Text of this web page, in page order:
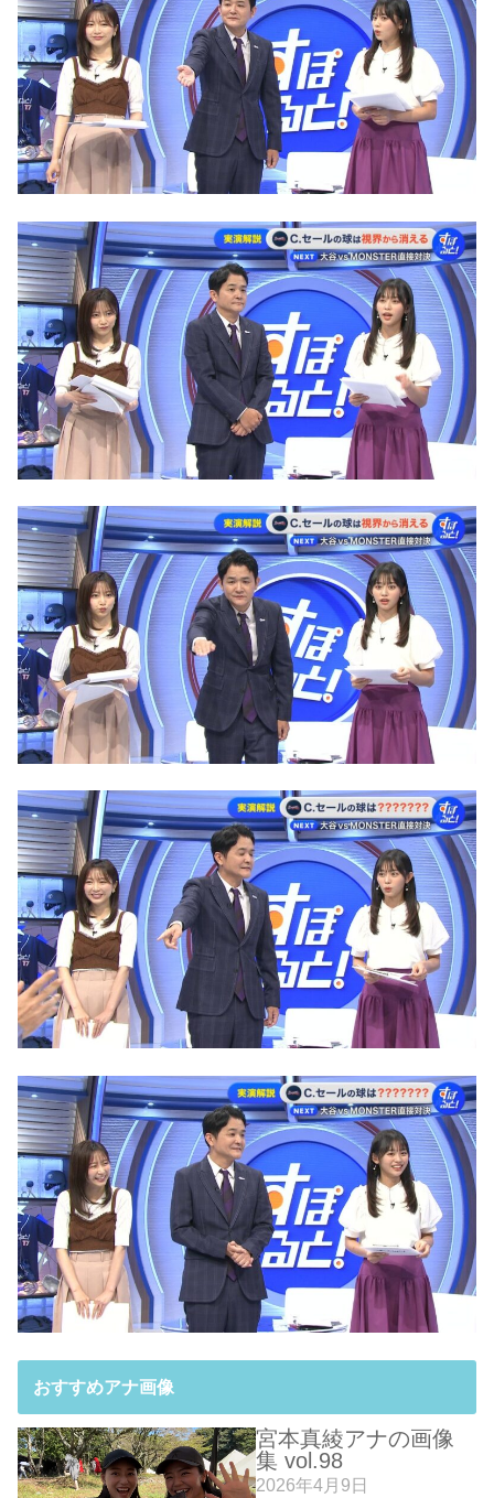
おすすめアナ画像
宮本真綾アナの画像
集 vol.98
2026年4月9日